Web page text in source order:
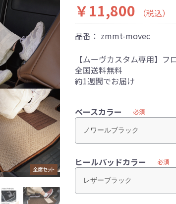
￥11,800
（税込）
品番： zmmt-movec
【ムーヴカスタム専用】
全国送料無料
約1週間でお届け
ベースカラー 必須
ヒールパッドカラー 必須